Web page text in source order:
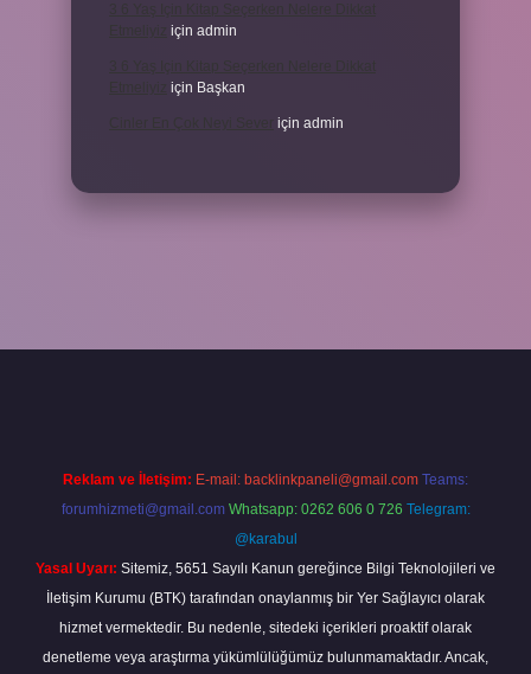
için admin
için Başkan
için admin
Reklam ve İletişim: E-mail: backlinkpaneli@gmail.com Teams:
forumhizmeti@gmail.com Whatsapp: 0262 606 0 726 Telegram:
@karabul
Yasal Uyarı: Sitemiz, 5651 Sayılı Kanun gereğince Bilgi Teknolojileri ve
İletişim Kurumu (BTK) tarafından onaylanmış bir Yer Sağlayıcı olarak
hizmet vermektedir. Bu nedenle, sitedeki içerikleri proaktif olarak
denetleme veya araştırma yükümlülüğümüz bulunmamaktadır. Ancak,